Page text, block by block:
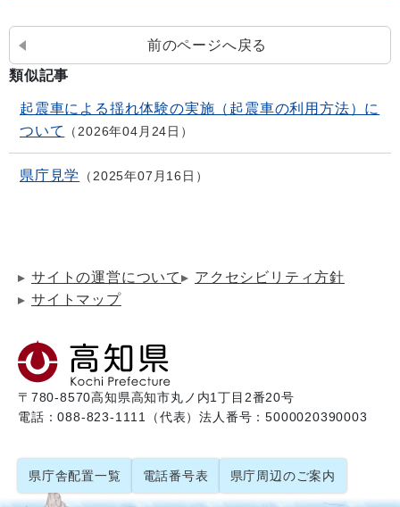
前のページへ戻る
類似記事
起震車による揺れ体験の実施（起震車の利用方法）に
ついて
2026年04月24日
県庁見学 2025年07月16日
サイトの運営について
アクセシビリティ方針
サイトマップ
〒780-8570高知県高知市丸ノ内1丁目2番20号
電話：088-823-1111（代表）法人番号：5000020390003
県庁舎配置一覧 電話番号表 県庁周辺のご案内